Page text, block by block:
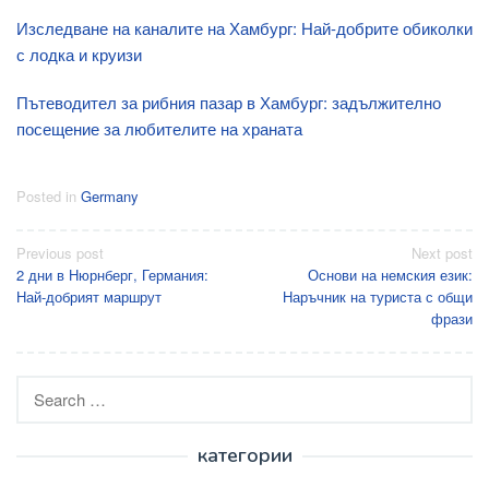
Изследване на каналите на Хамбург: Най-добрите обиколки
с лодка и круизи
Пътеводител за рибния пазар в Хамбург: задължително
посещение за любителите на храната
Posted in Germany
Post
navigation
Previous post
2 дни в Нюрнберг, Германия:
Най-добрият маршрут
Next post
Основи на немския език:
Наръчник на туриста с общи
фрази
for:
категории